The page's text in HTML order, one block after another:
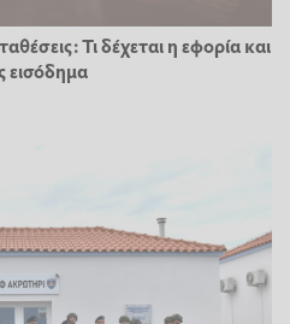
Τι δέχεται η εφορία και
εισόδημα